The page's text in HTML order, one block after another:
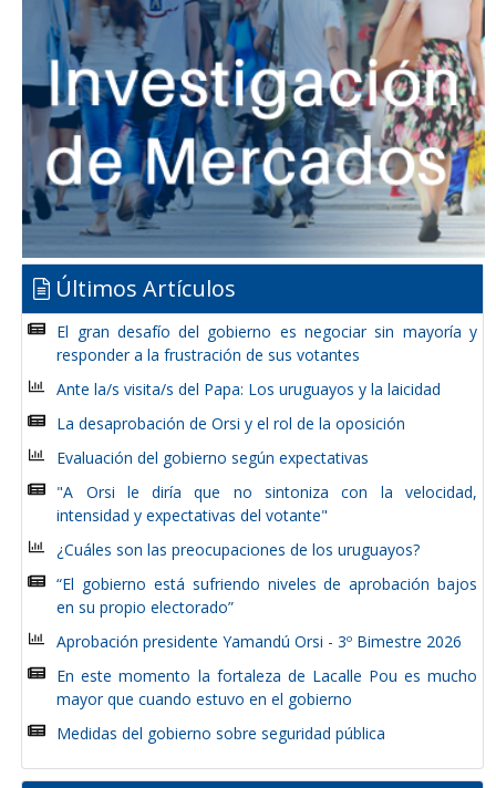
Últimos Artículos
El gran desafío del gobierno es negociar sin mayoría y
responder a la frustración de sus votantes
Ante la/s visita/s del Papa: Los uruguayos y la laicidad
La desaprobación de Orsi y el rol de la oposición
Evaluación del gobierno según expectativas
"A Orsi le diría que no sintoniza con la velocidad,
intensidad y expectativas del votante"
¿Cuáles son las preocupaciones de los uruguayos?
“El gobierno está sufriendo niveles de aprobación bajos
en su propio electorado”
Aprobación presidente Yamandú Orsi - 3º Bimestre 2026
En este momento la fortaleza de Lacalle Pou es mucho
mayor que cuando estuvo en el gobierno
Medidas del gobierno sobre seguridad pública